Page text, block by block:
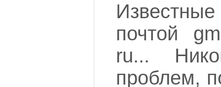
почтой
ru...
проблем,